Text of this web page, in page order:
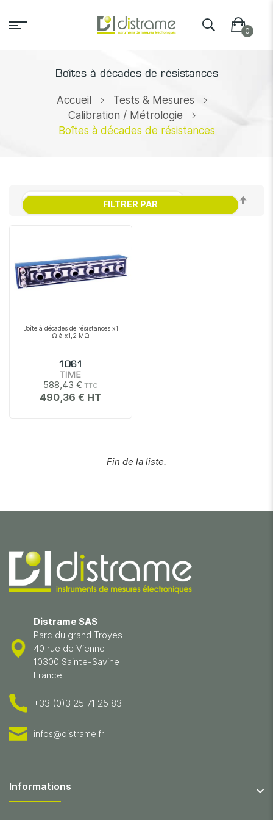
Boîtes à décades de résistances
Accueil
Tests & Mesures
Calibration / Métrologie
Boîtes à décades de résistances
Boîte à décades de résistances x1
Ω à x1,2 MΩ
1061
TIME
588,43 €
490,36 €
Fin de la liste.
FILTRER PAR
Distrame SAS
Parc du grand Troyes
40 rue de Vienne
10300 Sainte-Savine
France
+33 (0)3 25 71 25 83
infos@distrame.fr
Informations